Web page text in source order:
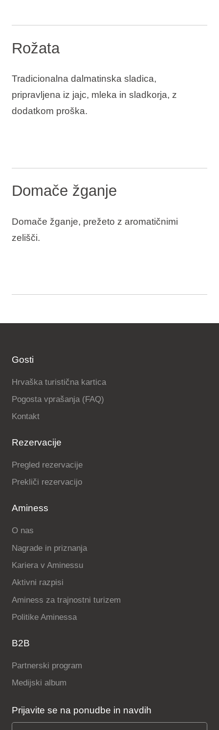
Rožata
Tradicionalna dalmatinska sladica,
pripravljena iz jajc, mleka in sladkorja, z
dodatkom proška.
Domače žganje
Domače žganje, prežeto z aromatičnimi
zelišči.
Gosti
Hrvaška turistična kartica
Pogosta vprašanja (FAQ)
Kontakt
Rezervacije
Pregled rezervacije
Prekliči rezervacijo
Aminess
O nas
Nagrade in priznanja
Kariera v Aminessu
Aktivni razpisi
Aminess za trajnostni turizem
Politike Aminessa
B2B
Partnerski program
Medijski album
Prijavite se na ponudbe in navdih